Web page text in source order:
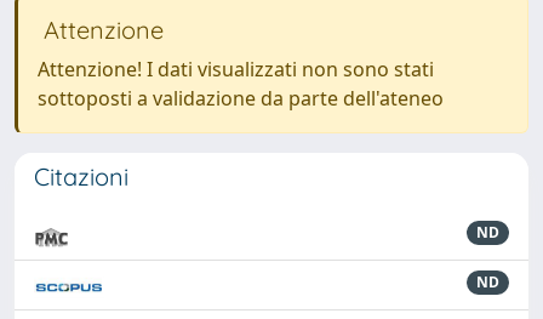
Attenzione
Attenzione! I dati visualizzati non sono stati
sottoposti a validazione da parte dell'ateneo
Citazioni
ND
ND